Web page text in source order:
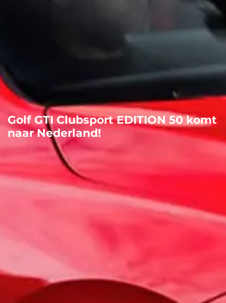
Golf GTI Clubsport EDITION 50 komt
naar Nederland!